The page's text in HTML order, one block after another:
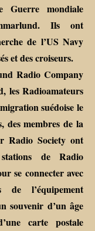
Guerre mondiale
Ils ont
de l’US Navy
et des croiseurs.
Radio Company
les Radioamateurs
suédoise le
des membres de la
Radio Society ont
de Radio
se connecter avec
l’équipement
souvenir d’un âge
carte postale